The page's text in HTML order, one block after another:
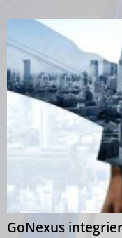
GoNexus